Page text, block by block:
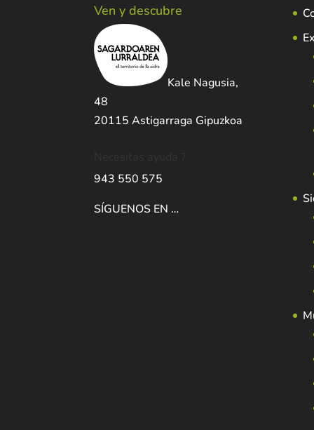
Ven y descubre
Kale Nagusia,
48
20115 Astigarraga Gipuzkoa
943 550 575
SÍGUENOS EN …